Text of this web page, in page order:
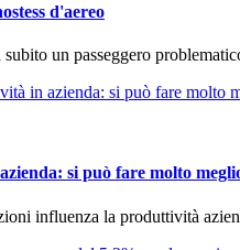
d'aereo
subito un passeggero
si può fare molto
influenza la produttività